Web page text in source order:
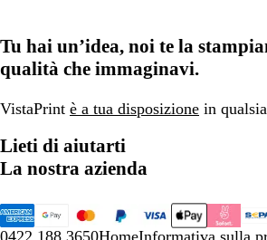
Tu hai un’idea, noi te la
qualità che immaginavi.
VistaPrint è a tua disposizione in
Lieti di aiutarti
La nostra azienda